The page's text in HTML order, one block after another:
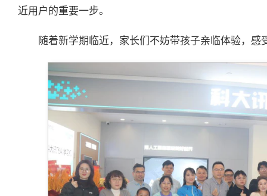
近用户的重要一步。
随着新学期临近，家长们不妨带孩子亲临体验，